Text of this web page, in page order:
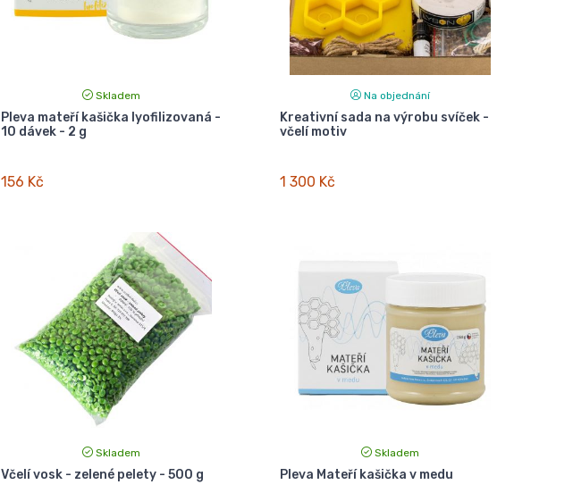
Skladem
Pleva mateří kašička lyofilizovaná -
10 dávek - 2 g
156 Kč
Na objednání
Kreativní sada na výrobu svíček -
včelí motiv
1 300 Kč
Skladem
Včelí vosk - zelené pelety - 500 g
Skladem
Pleva Mateří kašička v medu